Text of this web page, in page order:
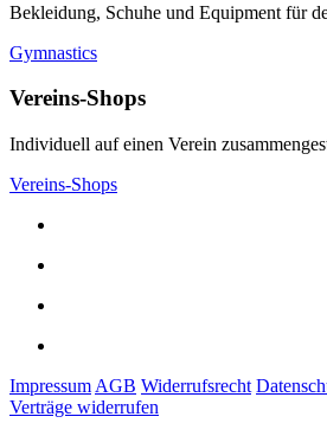
Bekleidung, Schuhe und Equipment für
Gymnastics
Vereins-Shops
Individuell auf einen Verein
Vereins-Shops
Impressum AGB Widerrufsrecht
Verträge widerrufen